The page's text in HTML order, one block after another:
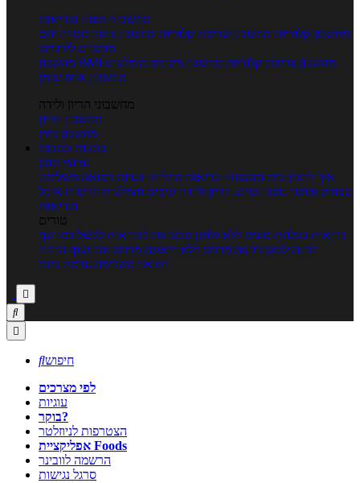
מחשבוני תזונה ובריאות
מחשבון קלוריות מחשבון שריפת קלוריות מחשבון דופק מטרה יחס
מותניים לירכיים
מחשבון BMI
מחשבון צריכת קלוריות מחשבון מינונים מומלצים
מחשבון אחוז שומן
מחשבוני הריון ולידה
מחשבון הריון
מחשבון ביוץ
כתבות כתבות
ערוצי תוכן
איך להכין בית ומשפחה בריאות מחלות ובעיות רפואה משלימה
ספורט וכושר גופני נשים, הריון ולידה טיפים והמלצות חדשות אוכל
ובריאות
טורים
בריאות בצלחת טעים ללא גלוטן טבעונות לבריאות לבשל כמו שף
תזונה לבטן רגועה מרזים ללא דיאטה מזיזים את הגוף הרזיה
ורפואה משלימה גורמה ביתי



חיפוש
לפי מצרכים
עוגיות
בוקר?
הצטרפות לניוזלטר
אפליקציית Foods
הרשמה לוובינר
סרגל נגישות